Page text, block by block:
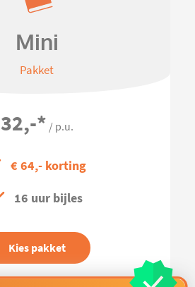
Mini
Pakket
32,-* / p.u.
€ 64,- korting
16 uur bijles
Kies pakket